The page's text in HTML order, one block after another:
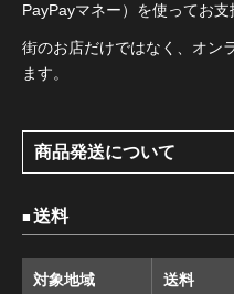
PayPayマネー）を使ってお支
街のお店だけではなく、オン
ます。
商品発送について
送料
対象地域 送料